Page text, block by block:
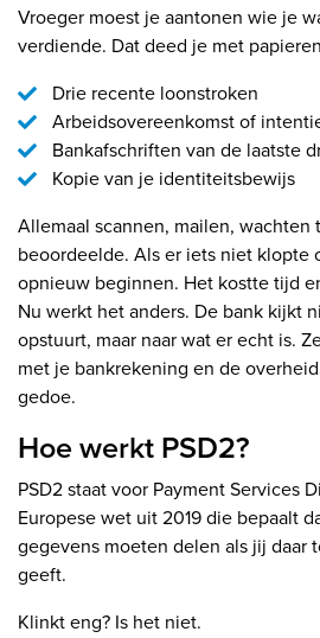
Vroeger moest je aantonen wie je
verdiende. Dat deed je met
Drie recente loonstroken
Arbeidsovereenkomst of
Bankafschriften van de laatste
Kopie van je identiteitsbewijs
Allemaal scannen, mailen, wachten
beoordeelde. Als er iets niet klopte
opnieuw beginnen. Het kostte tijd
Nu werkt het anders. De bank kijkt
opstuurt, maar naar wat er echt is.
met je bankrekening en de
gedoe.
Hoe werkt PSD2?
PSD2 staat voor Payment Services
Europese wet uit 2019 die bepaalt
gegevens moeten delen als jij daar
geeft.
Klinkt eng? Is het niet.